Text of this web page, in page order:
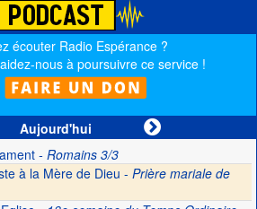
écouter Radio Espérance ?
nous à poursuivre ce service !
Aujourd'hui
- Romains 3/3
à la Mère de Dieu - Prière mariale de